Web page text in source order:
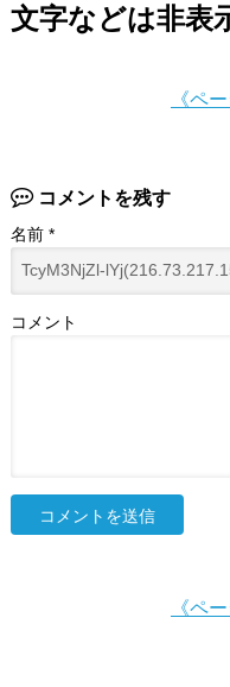
文字などは非表
《ペ
コメントを残す
名前 *
コメント
《ペ